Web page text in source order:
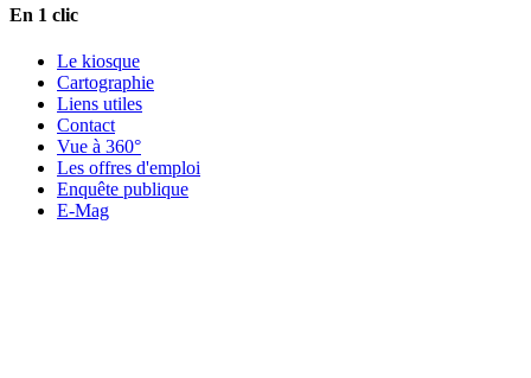
En 1 clic
Le kiosque
Cartographie
Liens utiles
Contact
Vue à 360°
Les offres d'emploi
Enquête publique
E-Mag